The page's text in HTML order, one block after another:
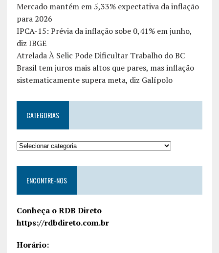
Mercado mantém em 5,33% expectativa da inflação
para 2026
IPCA-15: Prévia da inflação sobe 0,41% em junho,
diz IBGE
Atrelada À Selic Pode Dificultar Trabalho do BC
Brasil tem juros mais altos que pares, mas inflação
sistematicamente supera meta, diz Galípolo
CATEGORIAS
ENCONTRE-NOS
Conheça o RDB Direto
https://rdbdireto.com.br
Horário: